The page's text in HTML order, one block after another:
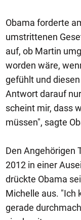
Obama forderte
umstrittenen
auf, ob Martin
worden wäre,
gefühlt und
Antwort darauf
scheint mir, dass
müssen", sagte
Den Angehörigen
2012 in einer
drückte Obama
Michelle aus. "Ich
gerade